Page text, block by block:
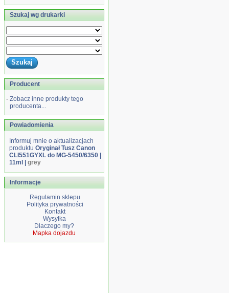
Szukaj wg drukarki
Producent
- Zobacz inne produkty tego
producenta...
Powiadomienia
Informuj mnie o aktualizacjach
produktu Oryginał Tusz Canon
CLI551GYXL do MG-5450/6350 |
11ml | grey
Informacje
Regulamin sklepu
Polityka prywatności
Kontakt
Wysyłka
Dlaczego my?
Mapka dojazdu